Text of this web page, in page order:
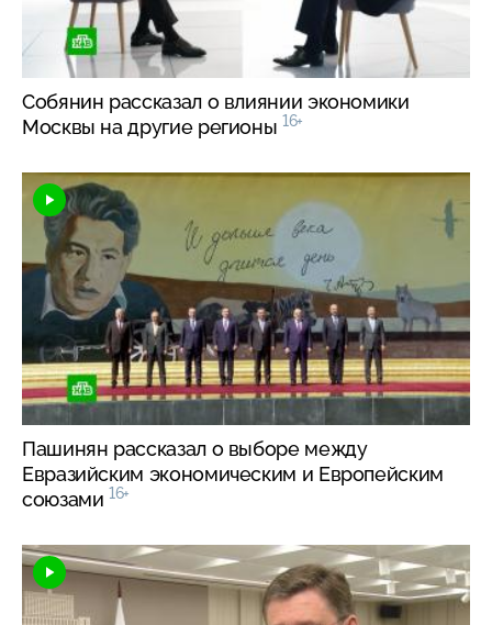
Собянин рассказал о влиянии экономики
Москвы на другие регионы 16+
Пашинян рассказал о выборе между
Евразийским экономическим и Европейским
союзами 16+